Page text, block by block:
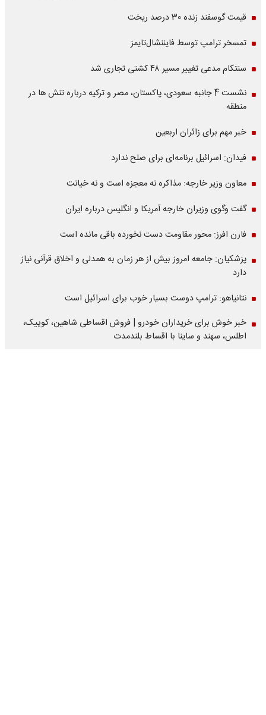
قیمت گوسفند زنده 30 درصد ریخت
تمسخر ترامپ توسط فایننشال‌تایمز
سنتکام مدعی تغییر مسیر ۴۸ کشتی تجاری شد
نشست 4 جانبه سعودی، پاکستان، مصر و ترکیه درباره تنش ها در
منطقه
خبر مهم برای زائران اربعین
فیدان: اسرائیل برنامه‌ای برای صلح ندارد
معاون وزیر خارجه: مذاکره نه معجزه است و نه خیانت
گفت وگوی وزیران خارجه آمریکا و انگلیس درباره ایران
فارن افرز: محور مقاومت دست نخورده باقی مانده است
پزشکیان: جامعه امروز بیش از هر زمان به همدلی و اخلاق قرآنی نیاز
دارد
نتانیاهو: ترامپ دوست بسیار خوب برای اسرائیل است
خبر خوش برای خریداران خودرو | فروش اقساطی شاهین، کوییک،
اطلس، سهند و ساینا با اقساط بلندمدت